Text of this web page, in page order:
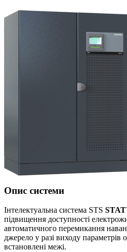
Опис системи
Інтелектуальна система STS
підвищення доступності
автоматичного перемикання
джерело у разі виходу параметрів
встановлені межі.